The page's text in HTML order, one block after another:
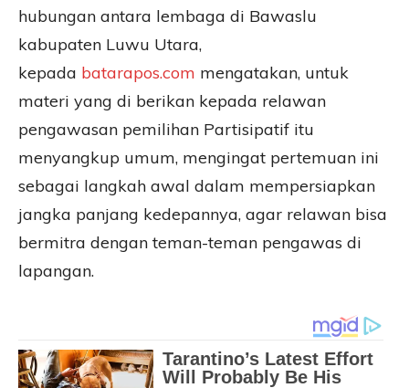
hubungan antara lembaga di Bawaslu
kabupaten Luwu Utara,
kepada batarapos.com mengatakan, untuk
materi yang di berikan kepada relawan
pengawasan pemilihan Partisipatif itu
menyangkup umum, mengingat pertemuan ini
sebagai langkah awal dalam mempersiapkan
jangka panjang kedepannya, agar relawan bisa
bermitra dengan teman-teman pengawas di
lapangan.